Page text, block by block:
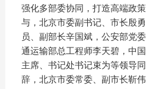
强化多部委协同，打造高端政
与，北京市委副书记、市长殷
员、副部长辛国斌，公安部党
通运输部总工程师李天碧，中
主席、书记处书记束为等领导
辞，北京市委常委、副市长靳